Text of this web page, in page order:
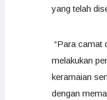
yang telah
“Para camat
melakukan
keramaian
dengan